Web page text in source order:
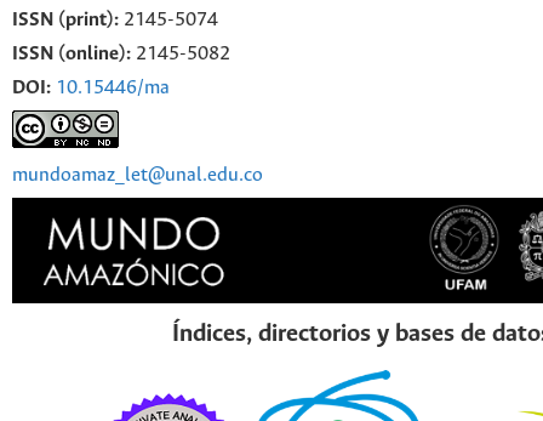
ISSN (print): 2145-5074
ISSN (online): 2145-5082
DOI: 10.15446/ma
mundoamaz_let@unal.edu.co
Índices, directorios y bases de